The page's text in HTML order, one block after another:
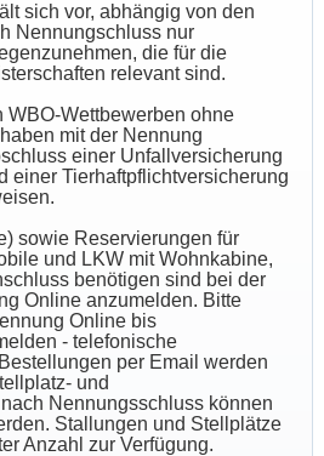
sich vor, abhängig von den
Nennungschluss nur
die für die
relevant sind.
WBO-Wettbewerben ohne
mit der Nennung
einer Unfallversicherung
einer Tierhaftpflichtversicherung
sowie Reservierungen für
und LKW mit Wohnkabine,
benötigen sind bei der
Online anzumelden. Bitte
Online bis
- telefonische
per Email werden
und
Nennungsschluss können
Stallungen und Stellplätze
Anzahl zur Verfügung.